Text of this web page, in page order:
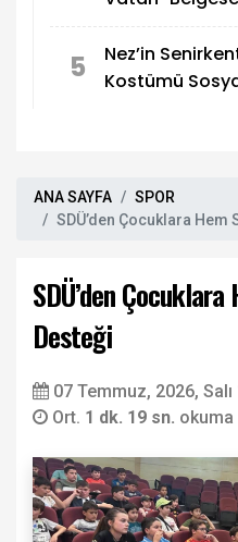
5
Nez’in
Kostümü
ANA SAYFA
SPOR
SDÜ’den Çocuklara Hem
SDÜ’den
Desteği
07 Temmuz, 2026, Salı
Ort. 1 dk. 19 sn.